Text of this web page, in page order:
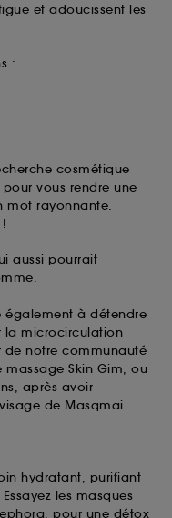
et adoucissent les
:
cosmétique
vous rendre une
mot rayonnante.
aussi pourrait
également à détendre
la microcirculation
de notre communauté
massage Skin Gim, ou
après avoir
de Masqmai.
hydratant, purifiant
les masques
pour une détox